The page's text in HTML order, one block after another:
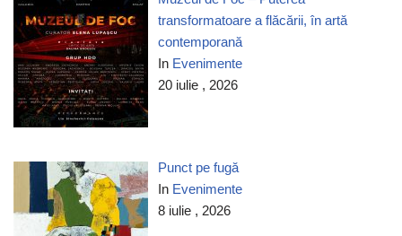
transformatoare a flăcării, în artă
contemporană
In Evenimente
20 iulie , 2026
Punct pe fugă
In Evenimente
8 iulie , 2026